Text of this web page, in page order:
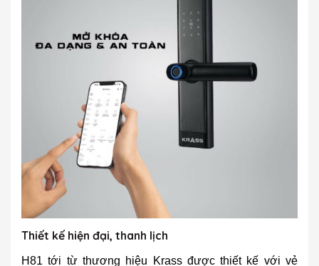
Thiết kế hiện đại, thanh lịch
H81 tới từ thương hiệu Krass được thiết kế với vẻ